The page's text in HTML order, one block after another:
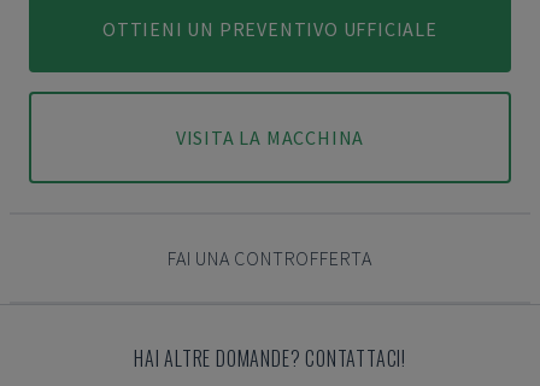
OTTIENI UN PREVENTIVO UFFICIALE
VISITA LA MACCHINA
FAI UNA CONTROFFERTA
HAI ALTRE DOMANDE? CONTATTACI!